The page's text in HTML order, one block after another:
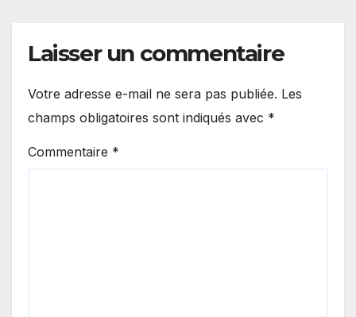
Laisser un commentaire
Votre adresse e-mail ne sera pas publiée. Les
champs obligatoires sont indiqués avec *
Commentaire *